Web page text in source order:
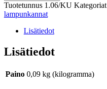
Tuotetunnus 1.06/KU Kategoriat
lampunkannat
Lisätiedot
Lisätiedot
Paino 0,09 kg (kilogramma)